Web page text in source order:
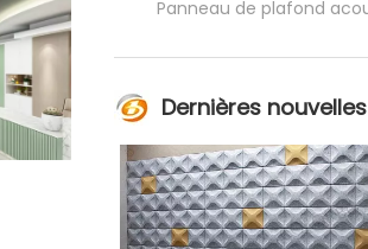
Dernières nouvelles